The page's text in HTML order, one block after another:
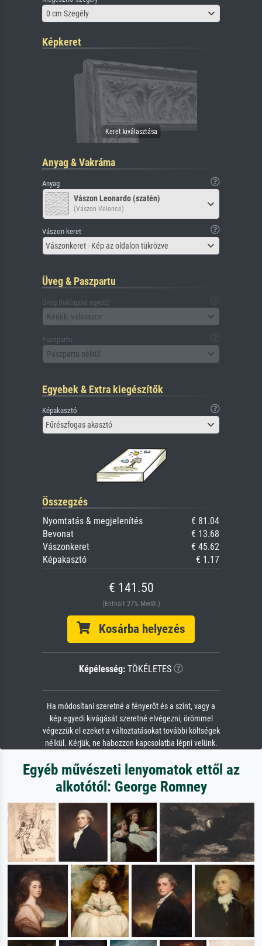
0 cm Szegély
Képkeret
Anyag & Vakráma
Anyag
Vászon Leonardo (szatén)
(Vászon Velence)
Vászon keret
Vászonkeret - Kép az oldalon tükrözve
Üveg & Paszpartu
Üveg (hátlappal együtt)
Kérjük, válasszon
Paszpartu
Paszpartu nélkül
Egyebek & Extra kiegészítők
Képakasztó
Fűrészfogas akasztó
Összegzés
Nyomtatás & megjelenítés
€ 81.04
Bevonat
€ 13.68
Vászonkeret
€ 45.62
Képakasztó
€ 1.17
€ 141.50
(Enthält 27% MwSt.)
Kosárba helyezés
Képélesség: TÖKÉLETES
Ha módosítani szeretné a fényerőt és a színt, vagy a
kép egyedi kivágását szeretné elvégezni, örömmel
végezzük el ezeket a változtatásokat további költségek
nélkül. Kérjük, ne habozzon kapcsolatba lépni velünk.
Egyéb művészeti lenyomatok ettől az
alkotótól: George Romney